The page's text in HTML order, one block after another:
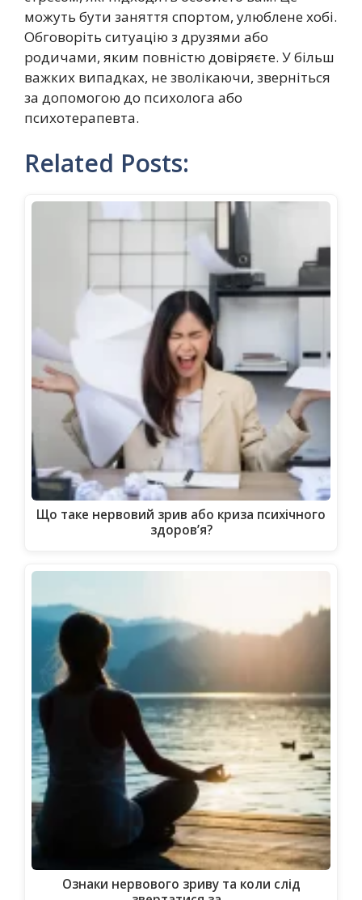
можуть бути заняття спортом, улюблене хобі.
Обговоріть ситуацію з друзями або
родичами, яким повністю довіряєте. У більш
важких випадках, не зволікаючи, зверніться
за допомогою до психолога або
психотерапевта.
Related Posts:
Що таке нервовий зрив або криза психічного
здоров’я?
Ознаки нервового зриву та коли слід